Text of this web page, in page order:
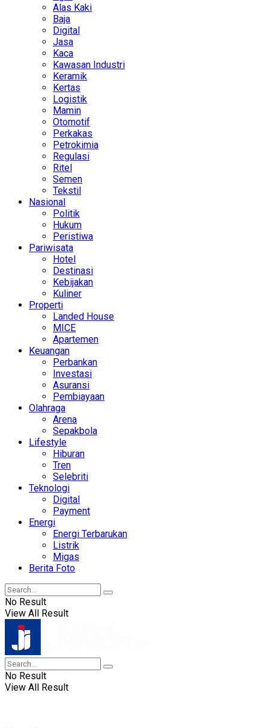
Alas Kaki
Baja
Digital
Jasa
Kaca
Kawasan Industri
Keramik
Kertas
Logistik
Mamin
Otomotif
Perkakas
Petrokimia
Regulasi
Ritel
Semen
Tekstil
Nasional
Politik
Hukum
Peristiwa
Pariwisata
Hotel
Destinasi
Kebijakan
Kuliner
Properti
Landed House
MICE
Apartemen
Keuangan
Perbankan
Investasi
Asuransi
Pembiayaan
Olahraga
Arena
Sepakbola
Lifestyle
Hiburan
Tren
Selebriti
Teknologi
Digital
Payment
Energi
Energi Terbarukan
Listrik
Migas
Berita Foto
No Result
View All Result
No Result
View All Result